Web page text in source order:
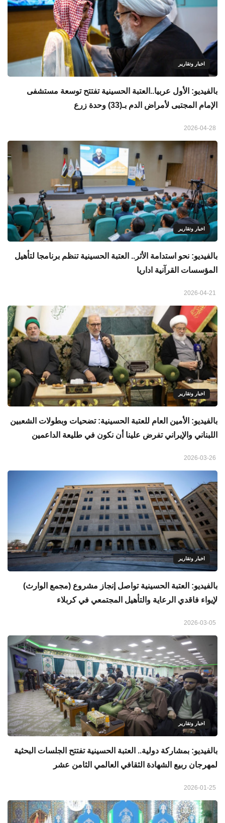
اخبار وتقارير
بالفيديو: الأول عربيا..العتبة الحسينية تفتتح توسعة مستشفى
الإمام المجتبى لأمراض الدم بـ(33) وحدة زرع
اخبار وتقارير
بالفيديو: نحو استدامة الأثر.. العتبة الحسينية تنظم برنامجا لتأهيل
المؤسسات القرآنية اداريا
اخبار وتقارير
بالفيديو: الأمين العام للعتبة الحسينية: تضحيات وبطولات الشعبين
اللبناني والإيراني تفرض علينا أن نكون في طليعة الداعمين
اخبار وتقارير
بالفيديو: العتبة الحسينية تواصل إنجاز مشروع (مجمع الوارث)
لإيواء فاقدي الرعاية والتأهيل المجتمعي في كربلاء
اخبار وتقارير
بالفيديو: بمشاركة دولية.. العتبة الحسينية تفتتح الجلسات البحثية
لمهرجان ربيع الشهادة الثقافي العالمي الثامن عشر